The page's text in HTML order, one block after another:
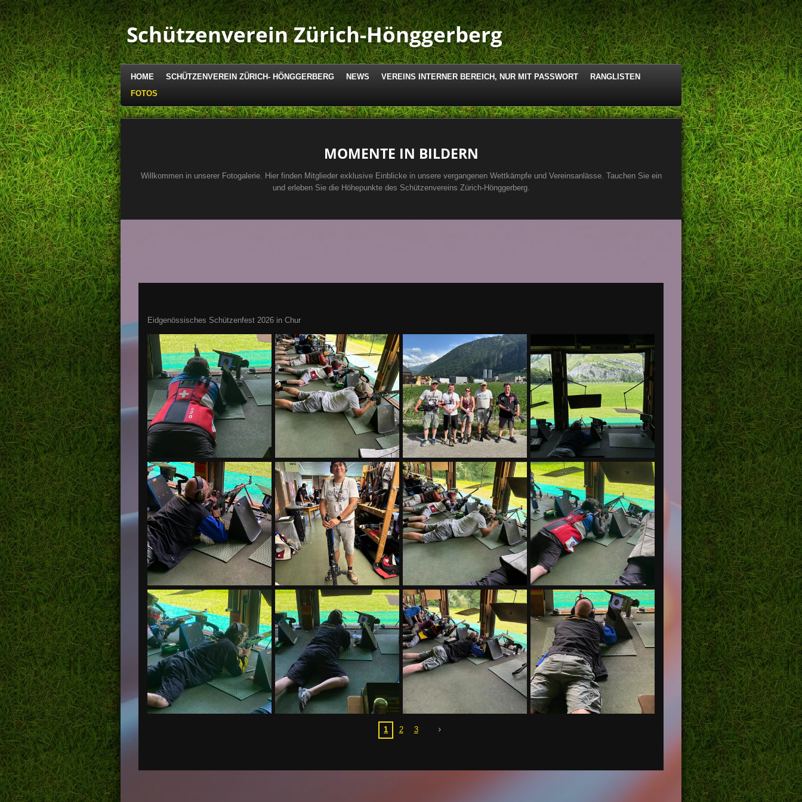
Zum
Hauptinhalt
springen
Schützenverein Zürich-Hönggerberg
HOME SCHÜTZENVEREIN ZÜRICH- HÖNGGERBERG NEWS VEREINS INTERNER BEREICH, NUR MIT PASSWORT
RANGLISTEN
FOTOS
MOMENTE IN BILDERN
Willkommen in unserer Fotogalerie. Hier finden Mitglieder exklusive Einblicke in unsere vergangenen Wettkämpfe und Vereinsanlässe. Tauchen Sie ein
und erleben Sie die Höhepunkte des Schützenvereins Zürich-Hönggerberg.
Eidgenössisches Schützenfest 2026 in Chur
1 2 3